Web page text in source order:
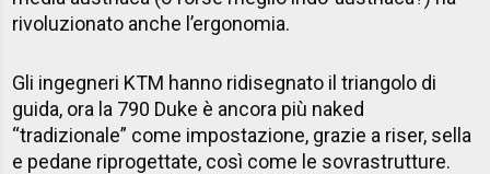
rivoluzionato anche l’ergonomia.
Gli ingegneri KTM hanno ridisegnato il triangolo di
guida, ora la 790 Duke è ancora più naked
“tradizionale” come impostazione, grazie a riser, sella
e pedane riprogettate, così come le sovrastrutture.